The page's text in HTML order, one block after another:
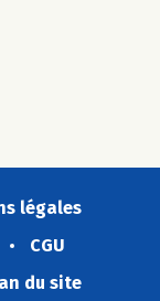
légales
CGU
du site